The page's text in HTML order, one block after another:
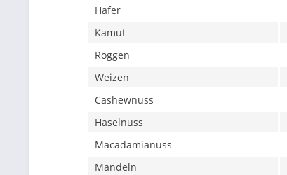
Hafer
Kamut
Roggen
Weizen
Cashewnuss
Haselnuss
Macadamianuss
Mandeln